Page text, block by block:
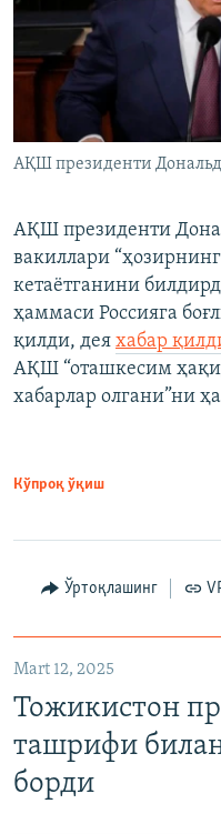
АҚШ президенти
АҚШ президенти
вакиллари “ҳозирнинг
кетаётганини
ҳаммаси Россияга
қилди, дея хабар
АҚШ “оташкесим
хабарлар олгани”ни
Кўпроқ ўқиш
Ўртоқлашинг
Mart 12, 2025
Тожикистон
ташрифи
борди